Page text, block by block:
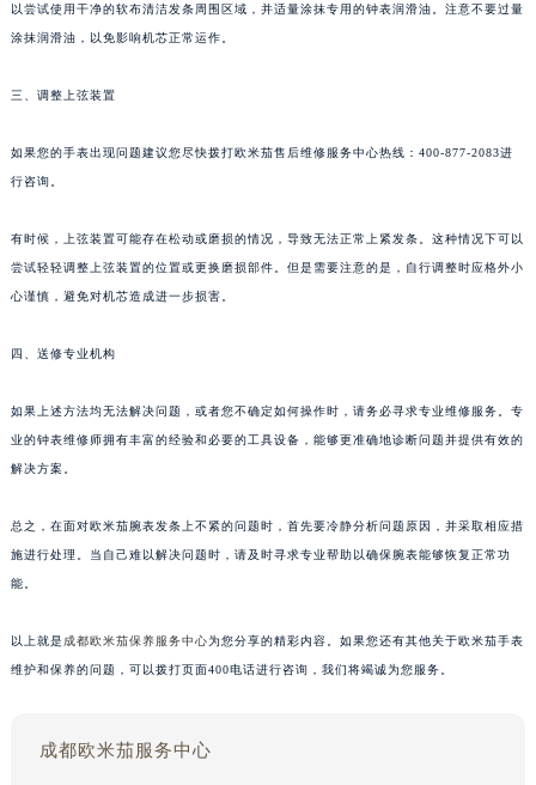
以尝试使用干净的软布清洁发条周围区域，并适量涂抹专用的钟表润滑油。注意不要过量
涂抹润滑油，以免影响机芯正常运作。
三、调整上弦装置
如果您的手表出现问题建议您尽快拨打欧米茄售后维修服务中心热线：400-877-2083进
行咨询。
有时候，上弦装置可能存在松动或磨损的情况，导致无法正常上紧发条。这种情况下可以
尝试轻轻调整上弦装置的位置或更换磨损部件。但是需要注意的是，自行调整时应格外小
心谨慎，避免对机芯造成进一步损害。
四、送修专业机构
如果上述方法均无法解决问题，或者您不确定如何操作时，请务必寻求专业维修服务。专
业的钟表维修师拥有丰富的经验和必要的工具设备，能够更准确地诊断问题并提供有效的
解决方案。
总之，在面对欧米茄腕表发条上不紧的问题时，首先要冷静分析问题原因，并采取相应措
施进行处理。当自己难以解决问题时，请及时寻求专业帮助以确保腕表能够恢复正常功
能。
以上就是 成都欧米茄保养服务中心为您分享的精彩内容。如果您还有其他关于欧米茄手表
维护和保养的问题，可以拨打页面400电话进行咨询，我们将竭诚为您服务。
成都欧米茄服务中心